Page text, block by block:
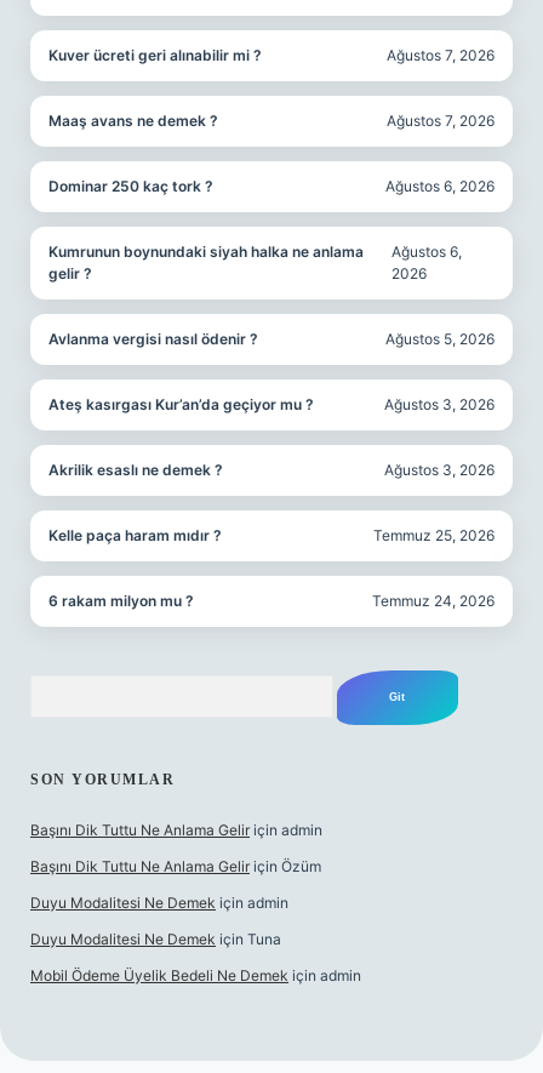
Kuver ücreti geri alınabilir mi ? Ağustos 7, 2026
Maaş avans ne demek ? Ağustos 7, 2026
Dominar 250 kaç tork ? Ağustos 6, 2026
Kumrunun boynundaki siyah halka ne anlama
gelir ?
Ağustos 6,
2026
Avlanma vergisi nasıl ödenir ? Ağustos 5, 2026
Ateş kasırgası Kur’an’da geçiyor mu ? Ağustos 3, 2026
Akrilik esaslı ne demek ? Ağustos 3, 2026
Kelle paça haram mıdır ? Temmuz 25, 2026
6 rakam milyon mu ? Temmuz 24, 2026
SON YORUMLAR
Başını Dik Tuttu Ne Anlama Gelir için admin
Başını Dik Tuttu Ne Anlama Gelir için Özüm
Duyu Modalitesi Ne Demek için admin
Duyu Modalitesi Ne Demek için Tuna
Mobil Ödeme Üyelik Bedeli Ne Demek için admin